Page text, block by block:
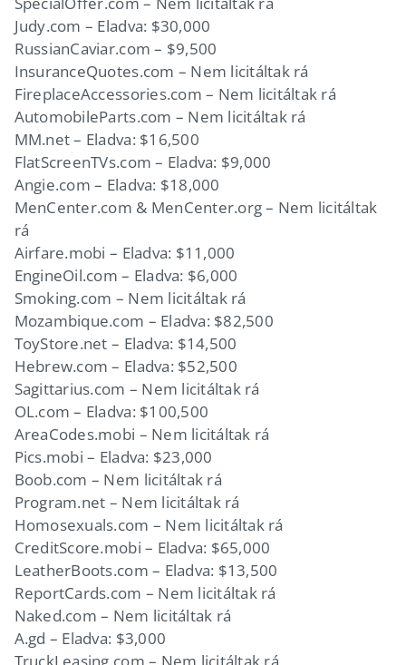
Judy.com – Eladva: $30,000
RussianCaviar.com – $9,500
InsuranceQuotes.com – Nem licitáltak rá
FireplaceAccessories.com – Nem licitáltak rá
AutomobileParts.com – Nem licitáltak rá
MM.net – Eladva: $16,500
FlatScreenTVs.com – Eladva: $9,000
Angie.com – Eladva: $18,000
MenCenter.com & MenCenter.org – Nem licitáltak
rá
Airfare.mobi – Eladva: $11,000
EngineOil.com – Eladva: $6,000
Smoking.com – Nem licitáltak rá
Mozambique.com – Eladva: $82,500
ToyStore.net – Eladva: $14,500
Hebrew.com – Eladva: $52,500
Sagittarius.com – Nem licitáltak rá
OL.com – Eladva: $100,500
AreaCodes.mobi – Nem licitáltak rá
Pics.mobi – Eladva: $23,000
Boob.com – Nem licitáltak rá
Program.net – Nem licitáltak rá
Homosexuals.com – Nem licitáltak rá
CreditScore.mobi – Eladva: $65,000
LeatherBoots.com – Eladva: $13,500
ReportCards.com – Nem licitáltak rá
Naked.com – Nem licitáltak rá
A.gd – Eladva: $3,000
TruckLeasing.com – Nem licitáltak rá